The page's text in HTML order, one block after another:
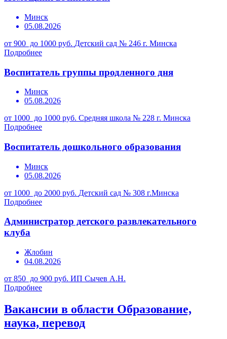
Минск
05.08.2026
от 900 до 1000 руб. Детский сад № 246 г. Минска
Подробнее
Воспитатель группы продленного дня
Минск
05.08.2026
от 1000 до 1000 руб. Средняя школа № 228 г. Минска
Подробнее
Воспитатель дошкольного образования
Минск
05.08.2026
от 1000 до 2000 руб. Детский сад № 308 г.Минска
Подробнее
Администратор детского развлекательного
клуба
Жлобин
04.08.2026
от 850 до 900 руб. ИП Сычев А.Н.
Подробнее
Вакансии в области Образование,
наука, перевод